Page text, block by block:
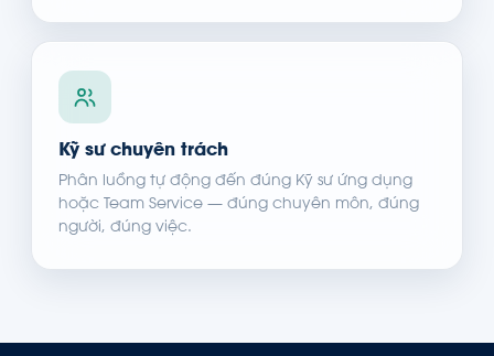
Kỹ sư chuyên trách
Phân luồng tự động đến đúng Kỹ sư ứng dụng
hoặc Team Service — đúng chuyên môn, đúng
người, đúng việc.